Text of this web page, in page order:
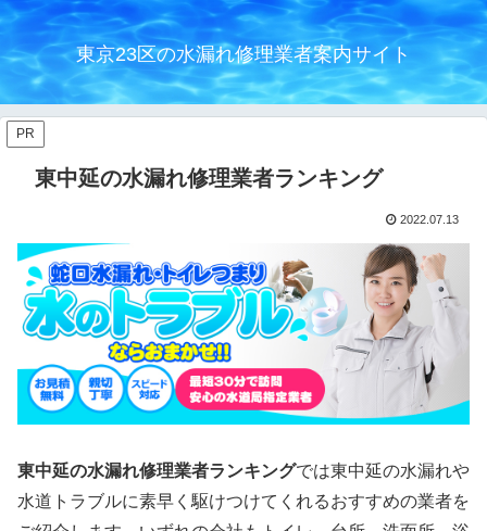
東京23区の水漏れ修理業者案内サイト
PR
東中延の水漏れ修理業者ランキング
2022.07.13
東中延の水漏れ修理業者ランキングでは東中延の水漏れや
水道トラブルに素早く駆けつけてくれるおすすめの業者を